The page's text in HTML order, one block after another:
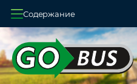
Содержание
Главная
О системе